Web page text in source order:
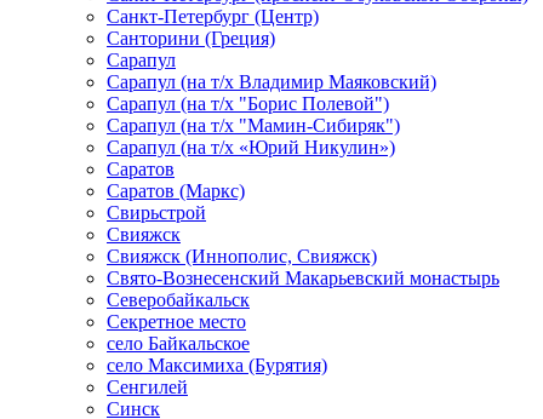
Санкт-Петербург (Центр)
Санторини (Греция)
Сарапул
Сарапул (на т/х Владимир Маяковский)
Сарапул (на т/х "Борис Полевой")
Сарапул (на т/х "Мамин-Сибиряк")
Сарапул (на т/х «Юрий Никулин»)
Саратов
Саратов (Маркс)
Свирьстрой
Свияжск
Свияжск (Иннополис, Свияжск)
Свято-Вознесенский Макарьевский монастырь
Северобайкальск
Секретное место
село Байкальское
село Максимиха (Бурятия)
Сенгилей
Синск